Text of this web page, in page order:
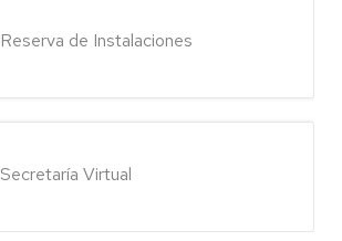
Reserva de Instalaciones
Secretaría Virtual